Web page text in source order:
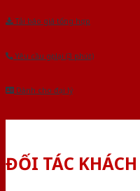
Tải báo giá tổng hợp
Yêu cầu gọi lại (3 phút)
Dành cho đại lý
ĐỐI TÁC